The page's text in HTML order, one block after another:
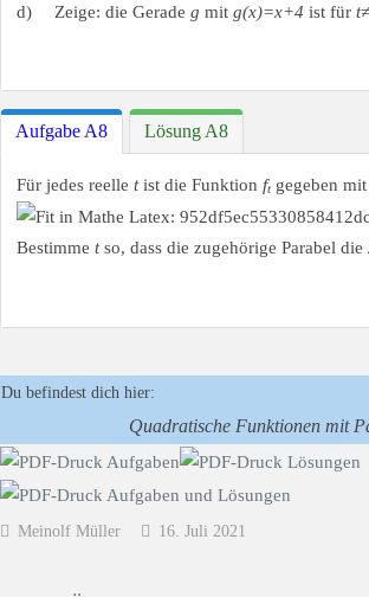
d)
Zeige: die Gerade g mit g(x)=x+4 ist für
Aufgabe A8 Lösung A8
Für jedes reelle tist die Funktion ft gegeben mit
Bestimme tso, dass die zugehörige Parabel die
Du befindest dich hier:
Quadratische Funktionen mit
Meinolf Müller 16. Juli 2021